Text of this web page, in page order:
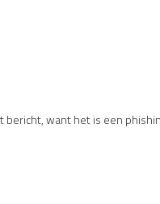
want het is een